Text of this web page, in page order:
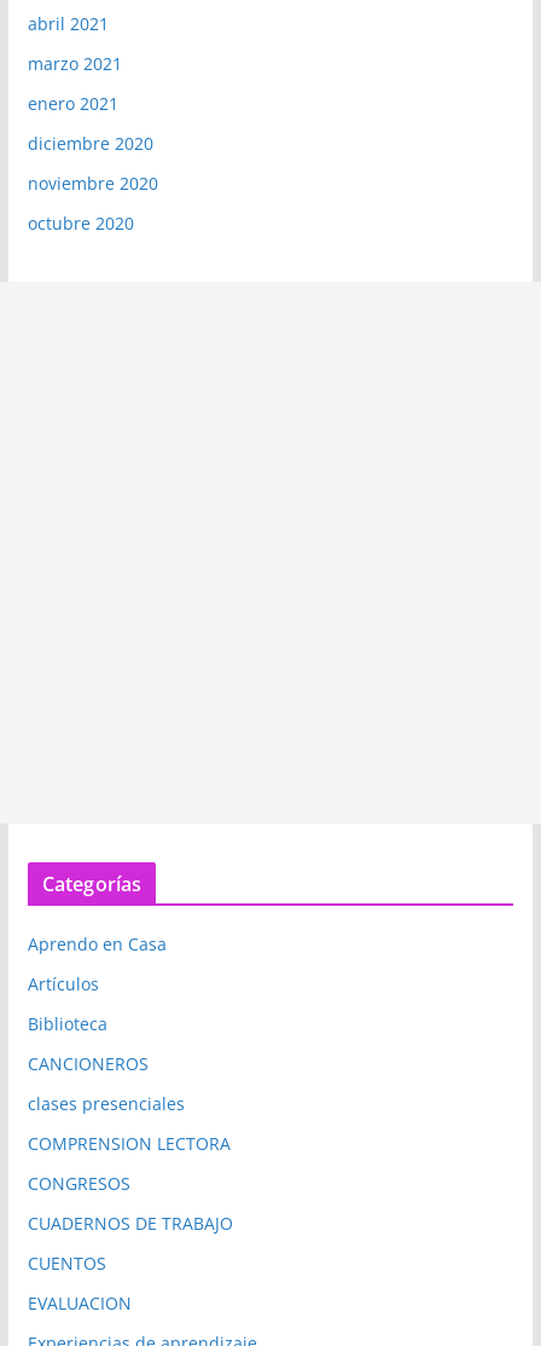
abril 2021
marzo 2021
enero 2021
diciembre 2020
noviembre 2020
octubre 2020
Categorías
Aprendo en Casa
Artículos
Biblioteca
CANCIONEROS
clases presenciales
COMPRENSION LECTORA
CONGRESOS
CUADERNOS DE TRABAJO
CUENTOS
EVALUACION